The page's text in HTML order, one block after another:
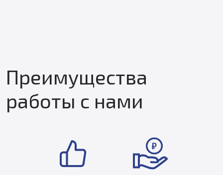
Преимущества
работы с нами